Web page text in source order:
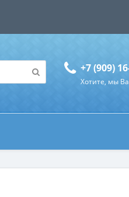
+7 (909)
Хотите, мы